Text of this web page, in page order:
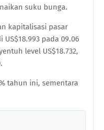
suku bunga.
kapitalisasi pasar
pada 09.06
level US$18.732,
tahun ini, sementara